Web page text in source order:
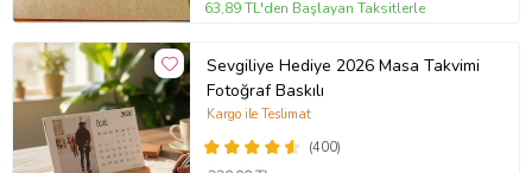
63,89 TL'den Başlayan Taksitlerle
Sevgiliye Hediye 2026 Masa Takvimi
Fotoğraf Baskılı
(400)
Kargo ile Teslimat